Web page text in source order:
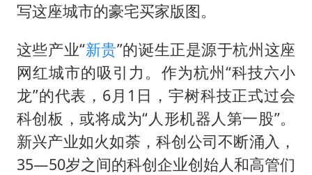
写这座城市的豪宅买家版图。
这些产业“新贵”的诞生正是源于杭州这座
网红城市的吸引力。作为杭州“科技六小
龙”的代表，6月1日，宇树科技正式过会
科创板，或将成为“人形机器人第一股”。
新兴产业如火如荼，科创公司不断涌入，
35—50岁之间的科创企业创始人和高管们